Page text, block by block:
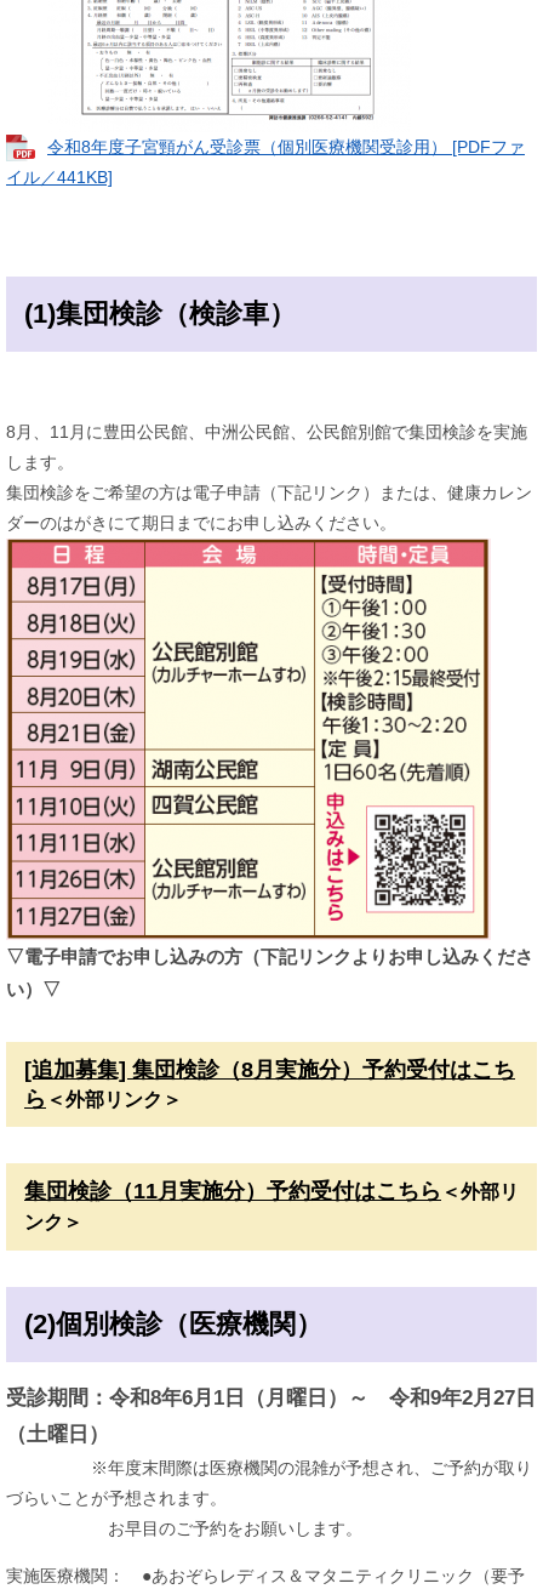
令和8年度子宮頸がん受診票（個別医療機関受診用） [PDFファ
イル／441KB]
(1)集団検診（検診車）
8月、11月に豊田公民館、中洲公民館、公民館別館で集団検診を実施
します。
集団検診をご希望の方は電子申請（下記リンク）または、健康カレン
ダーのはがきにて期日までにお申し込みください。
​▽電子申請でお申し込みの方（下記リンクよりお申し込みくださ
い）▽
[追加募集] 集団検診（8月実施分）予約受付はこち
ら ＜外部リンク＞
集団検診（11月実施分）予約受付はこちら ＜外部リ
ンク＞
(2)個別検診（医療機関）
受診期間：令和8年6月1日（月曜日）～ 令和9年2月27日
（土曜日）
※年度末間際は医療機関の混雑が予想され、ご予約が取り
づらいことが予想されます。
お早目のご予約をお願いします。
実施医療機関： ●あおぞらレディス＆マタニティクリニック（要予